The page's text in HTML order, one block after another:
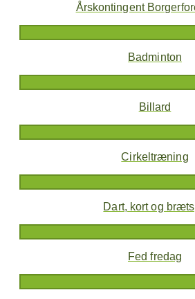
Årskontingent
Badminton
Billard
Cirkeltræning
Dart, kort og
Fed fredag